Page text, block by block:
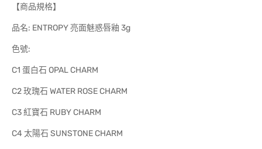
【商品規格】
品名: ENTROPY 亮面魅惑唇釉 3g
色號:
C1 蛋白石 OPAL CHARM
C2 玫瑰石 WATER ROSE CHARM
C3 紅寶石 RUBY CHARM
C4 太陽石 SUNSTONE CHARM